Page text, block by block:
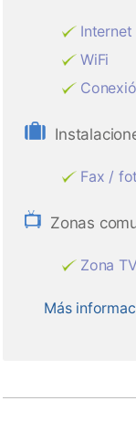
Internet
WiFi
Fax /
Zonas
Zona
Más